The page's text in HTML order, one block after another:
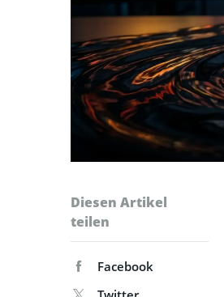
Diesen Artikel
teilen
Facebook